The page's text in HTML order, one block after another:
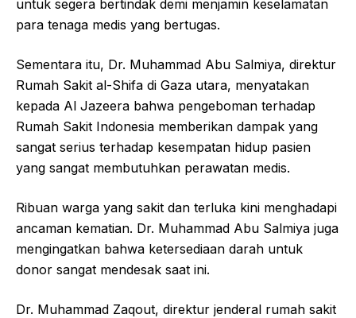
untuk segera bertindak demi menjamin keselamatan
para tenaga medis yang bertugas.
Sementara itu, Dr. Muhammad Abu Salmiya, direktur
Rumah Sakit al-Shifa di Gaza utara, menyatakan
kepada Al Jazeera bahwa pengeboman terhadap
Rumah Sakit Indonesia memberikan dampak yang
sangat serius terhadap kesempatan hidup pasien
yang sangat membutuhkan perawatan medis.
Ribuan warga yang sakit dan terluka kini menghadapi
ancaman kematian. Dr. Muhammad Abu Salmiya juga
mengingatkan bahwa ketersediaan darah untuk
donor sangat mendesak saat ini.
Dr. Muhammad Zaqout, direktur jenderal rumah sakit